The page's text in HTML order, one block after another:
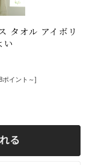
タオル アイボリ
い
ポイント～]